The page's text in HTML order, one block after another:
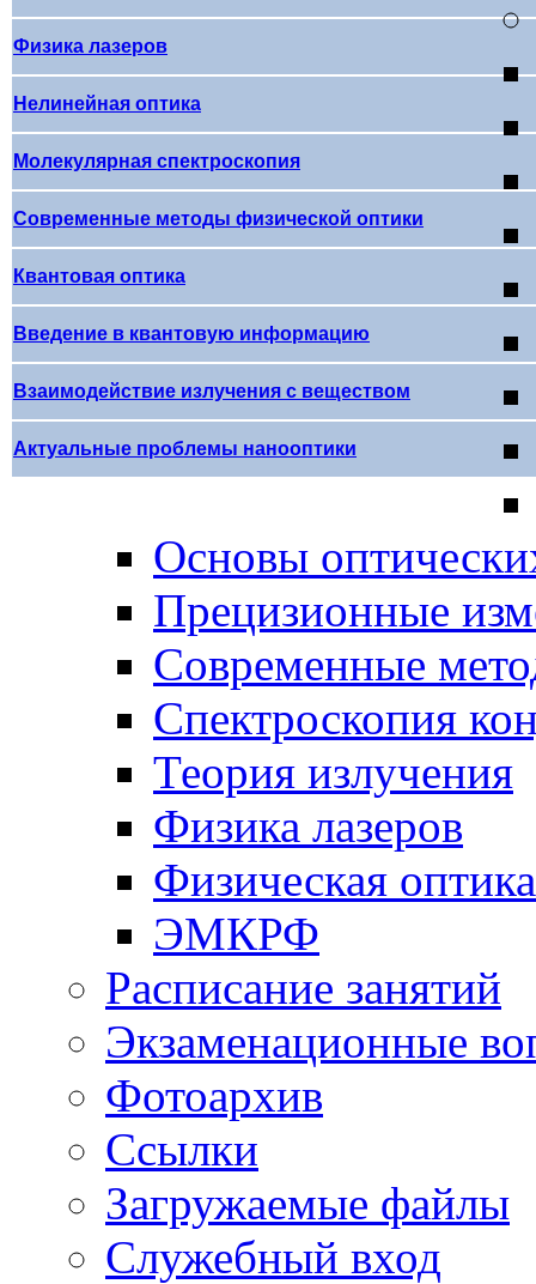
Физика лазеров
Нелинейная оптика
Молекулярная спектроскопия
Современные методы физической оптики
Квантовая оптика
Введение в квантовую информацию
Взаимодействие излучения с веществом
Актуальные проблемы нанооптики
Основы
Прецизионные
Современные
Спектроскопия
Теория излучения
Физика лазеров
Физическая оптика
ЭМКРФ
Расписание занятий
Экзаменационные
Фотоархив
Ссылки
Загружаемые файлы
Служебный вход